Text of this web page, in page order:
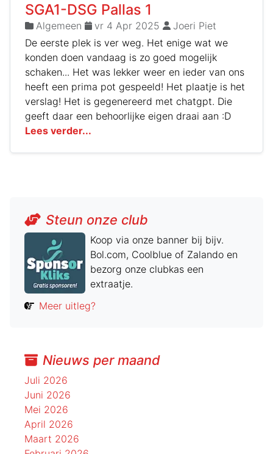
SGA1-DSG Pallas 1
Algemeen vr 4 Apr 2025
Joeri Piet
De eerste plek is ver weg. Het enige wat we
konden doen vandaag is zo goed mogelijk
schaken... Het was lekker weer en ieder van ons
heeft een prima pot gespeeld! Het plaatje is het
verslag! Het is gegenereerd met chatgpt. Die
geeft daar een behoorlijke eigen draai aan :D
Lees verder...
Steun onze club
Koop via onze banner bij bijv.
Bol.com, Coolblue of Zalando en
bezorg onze clubkas een
extraatje.
Meer uitleg?
Nieuws per maand
Juli 2026
Juni 2026
Mei 2026
April 2026
Maart 2026